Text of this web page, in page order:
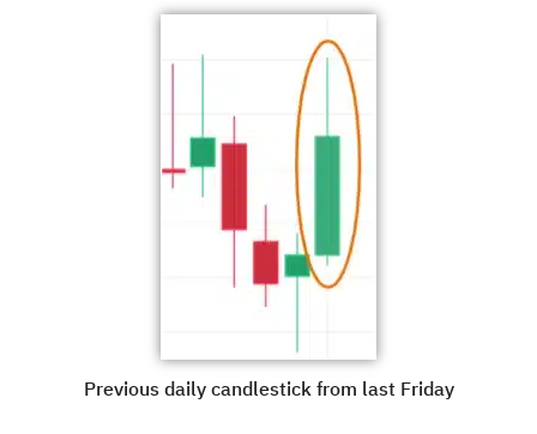
Previous daily candlestick from last Friday